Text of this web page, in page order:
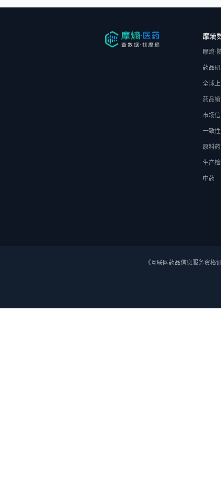
摩熵
摩熵·
药品
全球
药品
市场
一致
原料药
生产
中药
《互联网药品信息服务资